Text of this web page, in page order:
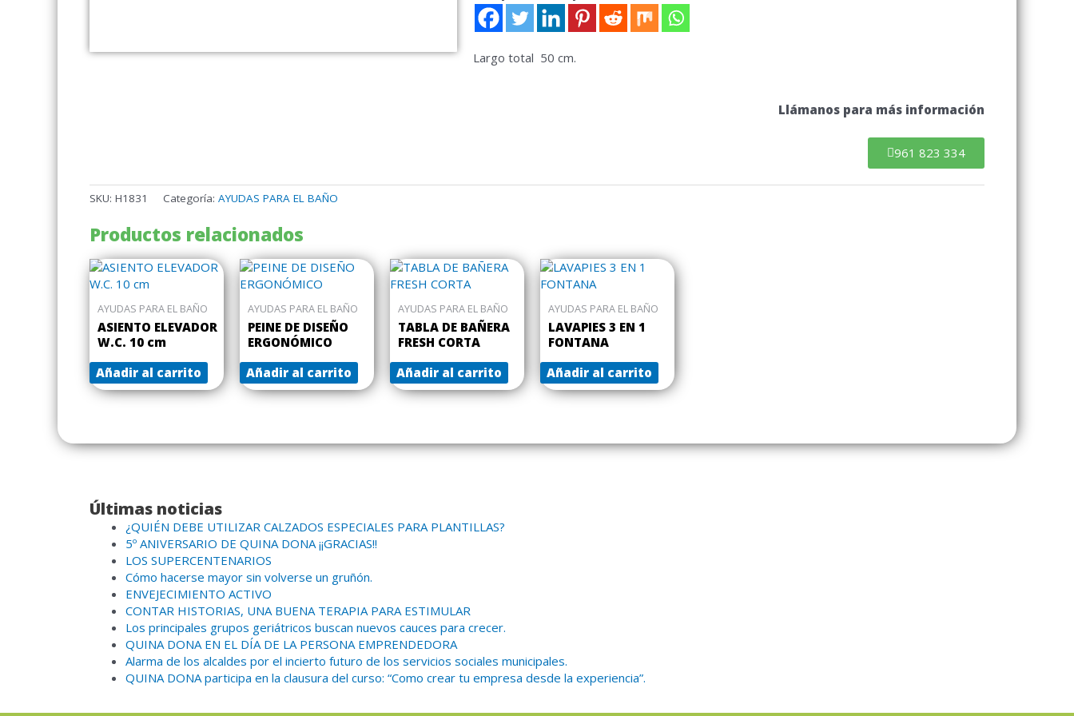
Largo total 50 cm.
Llámanos para más información
961 823 334
SKU: H1831 Categoría: AYUDAS PARA EL BAÑO
Productos relacionados
AYUDAS PARA EL BAÑO
ASIENTO ELEVADOR
W.C. 10 cm
Añadir al carrito
AYUDAS PARA EL BAÑO
PEINE DE DISEÑO
ERGONÓMICO
Añadir al carrito
AYUDAS PARA EL BAÑO
TABLA DE BAÑERA
FRESH CORTA
Añadir al carrito
AYUDAS PARA EL BAÑO
LAVAPIES 3 EN 1
FONTANA
Añadir al carrito
Últimas noticias
¿QUIÉN DEBE UTILIZAR CALZADOS ESPECIALES PARA PLANTILLAS?
5º ANIVERSARIO DE QUINA DONA ¡¡GRACIAS!!
LOS SUPERCENTENARIOS
Cómo hacerse mayor sin volverse un gruñón.
ENVEJECIMIENTO ACTIVO
CONTAR HISTORIAS, UNA BUENA TERAPIA PARA ESTIMULAR
Los principales grupos geriátricos buscan nuevos cauces para crecer.
QUINA DONA EN EL DÍA DE LA PERSONA EMPRENDEDORA
Alarma de los alcaldes por el incierto futuro de los servicios sociales municipales.
QUINA DONA participa en la clausura del curso: “Como crear tu empresa desde la experiencia”.